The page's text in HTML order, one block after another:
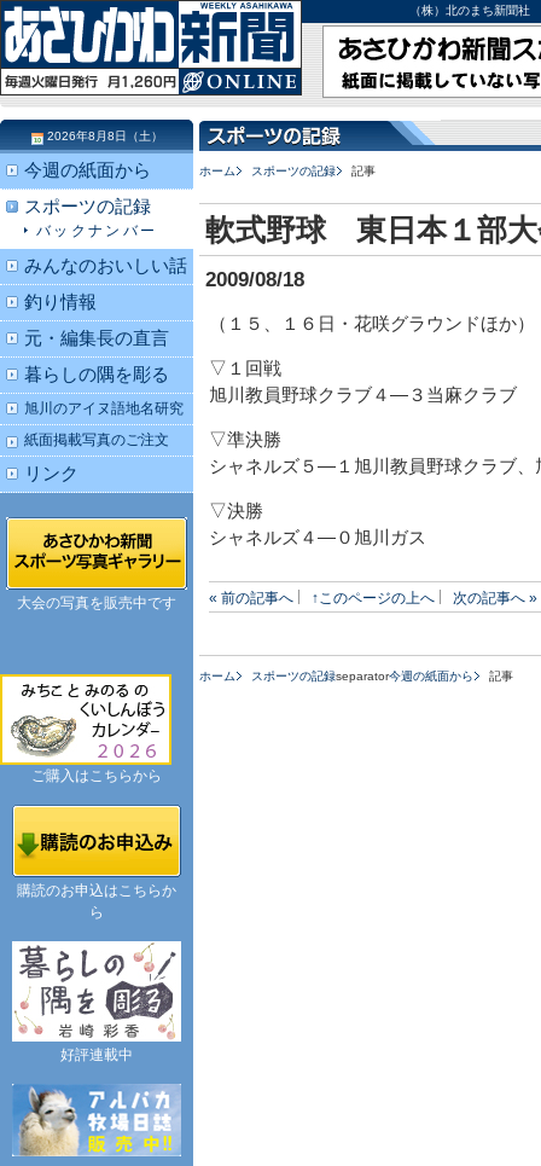
（株）北のまち新聞
ホーム スポーツの記録 記事
軟式野球 東日本１部大
2009/08/18
（１５、１６日・花咲グラウンドほか）
▽１回戦
旭川教員野球クラブ４―３当麻クラブ
▽準決勝
シャネルズ５―１旭川教員野球クラブ
▽決勝
シャネルズ４―０旭川ガス
« 前の記事へ ↑このページの上へ 次の記事へ »
ホーム スポーツの記録separator今週の紙面から 記事
2026年8月8日（土）
今週の紙面から
スポーツの記録
バックナンバー
みんなのおいしい話
釣り情報
元・編集長の直言
暮らしの隅を彫る
旭川のアイヌ語地名研究
紙面掲載写真のご注文
リンク
大会の写真を販売中です
ご購入はこちらから
購読のお申込はこちらか
ら
好評連載中